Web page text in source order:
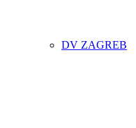
DV ZAGREB